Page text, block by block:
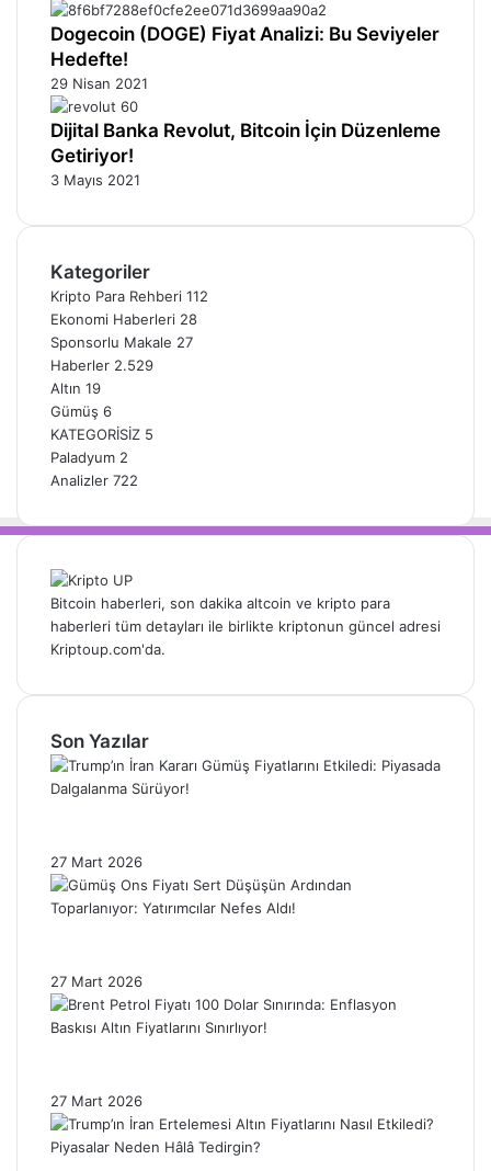
Dogecoin (DOGE) Fiyat Analizi: Bu Seviyeler
Hedefte!
29 Nisan 2021
Dijital Banka Revolut, Bitcoin İçin Düzenleme
Getiriyor!
3 Mayıs 2021
Kategoriler
Kripto Para Rehberi 112
Ekonomi Haberleri 28
Sponsorlu Makale 27
Haberler 2.529
Altın 19
Gümüş 6
KATEGORİSİZ 5
Paladyum 2
Analizler 722
Bitcoin haberleri, son dakika altcoin ve kripto para
haberleri tüm detayları ile birlikte kriptonun güncel adresi
Kriptoup.com'da.
Son Yazılar
27 Mart 2026
27 Mart 2026
27 Mart 2026